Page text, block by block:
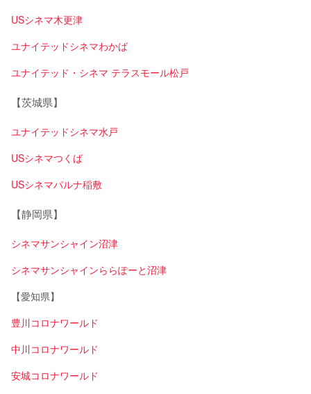
USシネマ木更津
ユナイテッドシネマわかば
ユナイテッド・シネマ テラスモール松戸
【茨城県】
ユナイテッドシネマ水戸
USシネマつくば
USシネマパルナ稲敷
【静岡県】
シネマサンシャイン沼津
シネマサンシャインららぽーと沼津
【愛知県】
豊川コロナワールド
中川コロナワールド
安城コロナワールド